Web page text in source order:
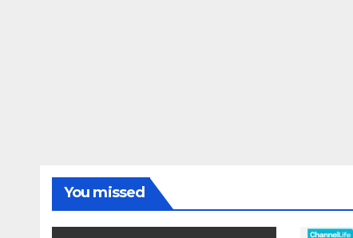
You missed